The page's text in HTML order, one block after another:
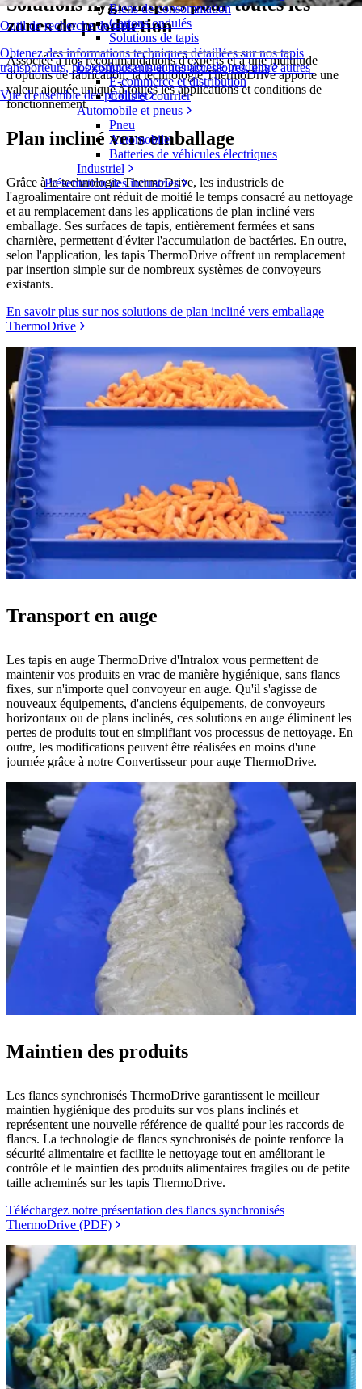
Outil de recherche de tapis
Obtenez des informations techniques détaillées sur nos tapis
transporteurs, nos composants et nos accessoires, entre autres
Vue d'ensemble des produits
Biens de consommation
Cartons ondulés
Solutions de tapis
Logistique et manutention de produits
E-commerce et distribution
Colis et courrier
Automobile et pneus
Pneu
Automobile
Batteries de véhicules électriques
Industriel
Présentation des industries
zones de production
Associée à nos recommandations d'experts et à une multitude
d'options de fabrication, la technologie ThermoDrive apporte une
valeur ajoutée unique à toutes les applications et conditions de
fonctionnement.
Plan incliné vers emballage
Grâce à la technologie ThermoDrive, les industriels de
l'agroalimentaire ont réduit de moitié le temps consacré au nettoyage
et au remplacement dans les applications de plan incliné vers
emballage. Ses surfaces de tapis, entièrement fermées et sans
charnière, permettent d'éviter l'accumulation de bactéries. En outre,
selon l'application, les tapis ThermoDrive offrent un remplacement
par insertion simple sur de nombreux systèmes de convoyeurs
existants.
En savoir plus sur nos solutions de plan incliné vers emballage
ThermoDrive
Transport en auge
Les tapis en auge ThermoDrive d'Intralox vous permettent de
maintenir vos produits en vrac de manière hygiénique, sans flancs
fixes, sur n'importe quel convoyeur en auge. Qu'il s'agisse de
nouveaux équipements, d'anciens équipements, de convoyeurs
horizontaux ou de plans inclinés, ces solutions en auge éliminent les
pertes de produits tout en simplifiant vos processus de nettoyage. En
outre, les modifications peuvent être réalisées en moins d'une
journée grâce à notre Convertisseur pour auge ThermoDrive.
Maintien des produits
Les flancs synchronisés ThermoDrive garantissent le meilleur
maintien hygiénique des produits sur vos plans inclinés et
représentent une nouvelle référence de qualité pour les raccords de
flancs. La technologie de flancs synchronisés de pointe renforce la
sécurité alimentaire et facilite le nettoyage tout en améliorant le
contrôle et le maintien des produits alimentaires fragiles ou de petite
taille acheminés sur les tapis ThermoDrive.
Téléchargez notre présentation des flancs synchronisés
ThermoDrive (PDF)